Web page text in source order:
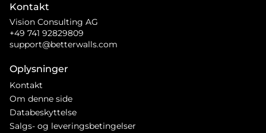
Kontakt
Vision Consulting AG
+49 741 92829809
support@betterwalls.com
Oplysninger
Kontakt
Om denne side
Databeskyttelse
Salgs- og leveringsbetingelser